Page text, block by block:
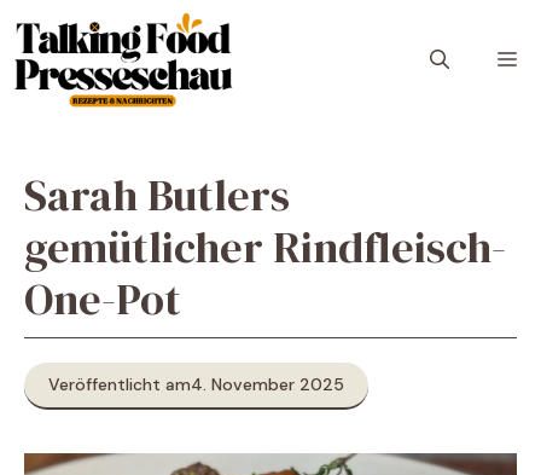
Inhalt
springen
Sarah Butlers
gemütlicher Rindfleisch-
One-Pot
Veröffentlicht am4. November 2025